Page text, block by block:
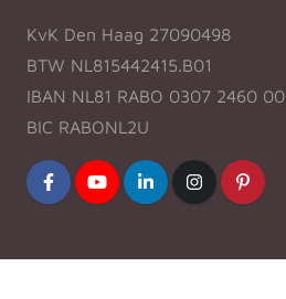
KvK Den Haag 27090498
BTW NL815442415.B01
IBAN NL81 RABO 0307 2460 00
BIC RABONL2U